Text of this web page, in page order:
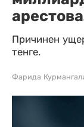
Причинен
тенге.
Фарида